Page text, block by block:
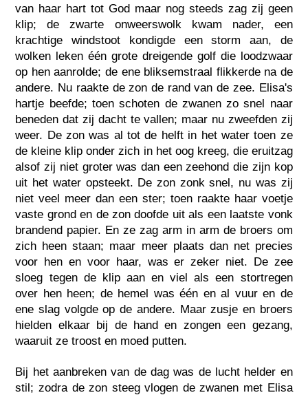
van haar hart tot God maar nog steeds zag zij geen
klip; de zwarte onweerswolk kwam nader, een
krachtige windstoot kondigde een storm aan, de
wolken leken één grote dreigende golf die loodzwaar
op hen aanrolde; de ene bliksemstraal flikkerde na de
andere. Nu raakte de zon de rand van de zee. Elisa's
hartje beefde; toen schoten de zwanen zo snel naar
beneden dat zij dacht te vallen; maar nu zweefden zij
weer. De zon was al tot de helft in het water toen ze
de kleine klip onder zich in het oog kreeg, die eruitzag
alsof zij niet groter was dan een zeehond die zijn kop
uit het water opsteekt. De zon zonk snel, nu was zij
niet veel meer dan een ster; toen raakte haar voetje
vaste grond en de zon doofde uit als een laatste vonk
brandend papier. En ze zag arm in arm de broers om
zich heen staan; maar meer plaats dan net precies
voor hen en voor haar, was er zeker niet. De zee
sloeg tegen de klip aan en viel als een stortregen
over hen heen; de hemel was één en al vuur en de
ene slag volgde op de andere. Maar zusje en broers
hielden elkaar bij de hand en zongen een gezang,
waaruit ze troost en moed putten.
Bij het aanbreken van de dag was de lucht helder en
stil; zodra de zon steeg vlogen de zwanen met Elisa